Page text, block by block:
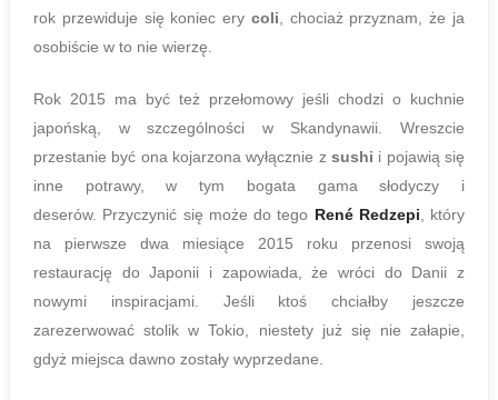
rok przewiduje się koniec ery coli, chociaż przyznam, że ja
osobiście w to nie wierzę.
Rok 2015 ma być też przełomowy jeśli chodzi o kuchnie
japońską, w szczególności w Skandynawii. Wreszcie
przestanie być ona kojarzona wyłącznie z sushi i pojawią się
inne potrawy, w tym bogata gama słodyczy i
deserów. Przyczynić się może do tego René Redzepi, który
na pierwsze dwa miesiące 2015 roku przenosi swoją
restaurację do Japonii i zapowiada, że wróci do Danii z
nowymi inspiracjami. Jeśli ktoś chciałby jeszcze
zarezerwować stolik w Tokio, niestety już się nie załapie,
gdyż miejsca dawno zostały wyprzedane.